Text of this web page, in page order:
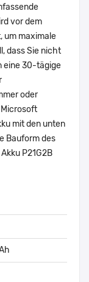
vor dem
um maximale
dass Sie nicht
eine 30-tägige
oder
Microsoft
mit den unten
Bauform des
P21G2B